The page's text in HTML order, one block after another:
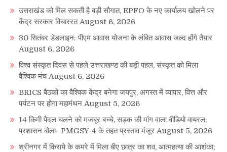
उत्तराखंड को मिल सकती है बड़ी सौगात, EPFO के नए कार्यालय खोलने पर
केंद्र सरकार विचाररत August 6, 2026
30 सितंबर डेडलाइन: पीएम आवास योजना के लंबित आवास जल्द होंगे तैयार
August 6, 2026
विश्व संस्कृत दिवस से पहले उत्तराखण्ड की बड़ी पहल, संस्कृत को मिला
वैश्विक मंच August 6, 2026
BRICS बैठकों का वैश्विक केंद्र बनेगा जयपुर, अगस्त में व्यापार, वित्त और
पर्यटन पर होगा महामंथन August 5, 2026
14 किमी पैदल चलने को मजबूर बच्चे, सड़क की मांग वाला वीडियो वायरल;
प्रशासन बोला- PMGSY-4 के तहत प्रस्ताव मंजूर August 5, 2026
श्रीनगर में किराये के कमरे में मिला बीए छात्र का शव, आत्महत्या की आशंका;